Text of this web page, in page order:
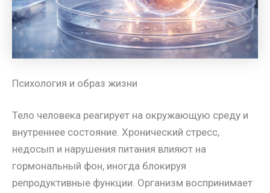
Психология и образ жизни
Тело человека реагирует на окружающую среду и
внутреннее состояние. Хронический стресс,
недосып и нарушения питания влияют на
гормональный фон, иногда блокируя
репродуктивные функции. Организм воспринимает